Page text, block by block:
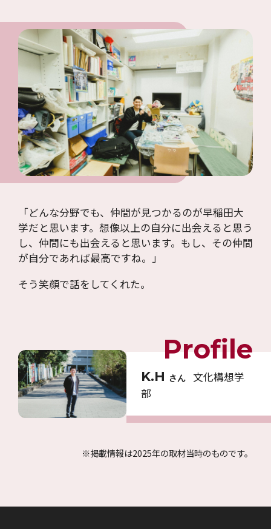
「どんな分野でも、仲間が見つかるのが早稲田大
学だと思います。想像以上の自分に出会えると思う
し、仲間にも出会えると思います。もし、その仲間
が自分であれば最高ですね。」
そう笑顔で話をしてくれた。
Profile
K.H さん
文化構想学
部
※掲載情報は2025年の取材当時のものです。